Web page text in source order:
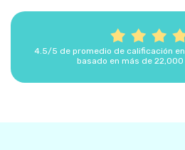
4.5/5 de promedio de calificación
basado en más de